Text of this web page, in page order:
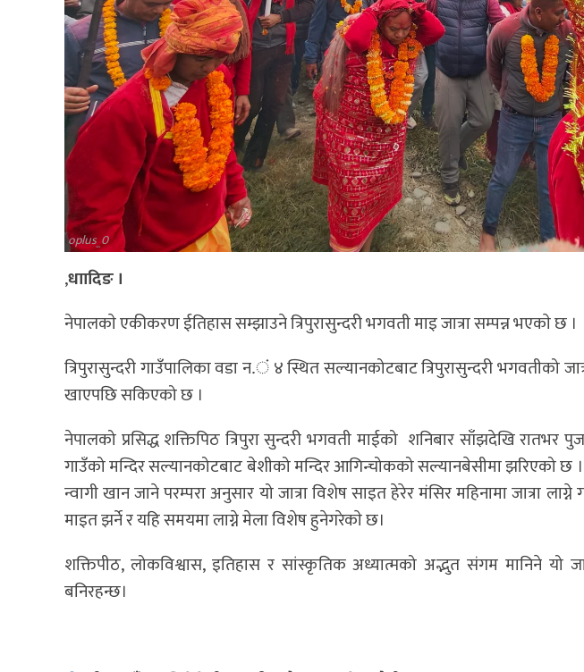
oplus_0
,धाादिङ ।
नेपालकाे एकीकरण ईतिहास सम्झाउने त्रिपुरासुन्दरी भगवती माइ जात्रा सम्पन्न भएकाे छ ।
त्रिपुरासुन्दरी गाउँपालिका वडा न.ं ४ स्थित सल्यानकोटबाट त्रिपुरासुन्दरी भगवतीको
खाएपछि सकिएको छ ।
नेपालको प्रसिद्ध शक्तिपिठ त्रिपुरा सुन्दरी भगवती माईको शनिबार साँझदेखि रातभर
गाउँको मन्दिर सल्यानकोटबाट बेशीको मन्दिर आगिन्चोकको सल्यानबेसीमा झरिएको छ ।
न्वागी खान जाने परम्परा अनुसार यो जात्रा विशेष साइत हेरेर मंसिर महिनामा जात्रा
माइत झर्ने र यहि समयमा लाग्ने मेला विशेष हुनेगरेकाे छ।
शक्तिपीठ, लोकविश्वास, इतिहास र सांस्कृतिक अध्यात्मको अद्भुत संगम मानिने यो
बनिरहन्छ।